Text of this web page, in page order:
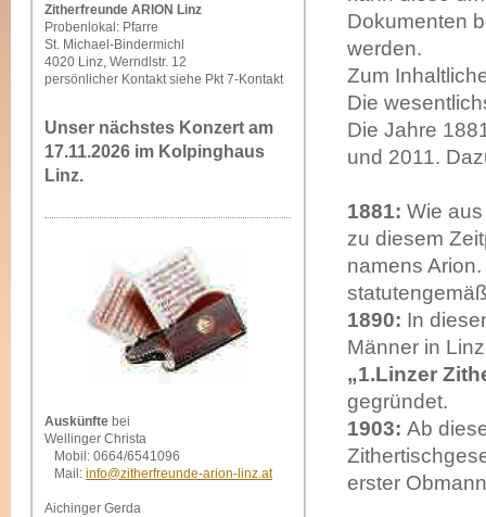
Zitherfreunde ARION Linz
Probenlokal: Pfarre
St. Michael-Bindermichl
4020 Linz, Werndlstr. 12
persönlicher Kontakt siehe Pkt 7-Kontakt
Unser nächstes Konzert am
17.11.2026 im Kolpinghaus
Linz.
Auskünfte bei
Wellinger Christa
Mobil: 0664/6541096
Mail: info@zitherfreunde-arion-linz.at
Aichinger Gerda
Dokumenten
werden.
Zum
Die
Die Jahre
und 2011.
1881: Wie
zu diesem
namens
1890: In
Männer in
„1.Linzer
gegründet.
1903: Ab
erster